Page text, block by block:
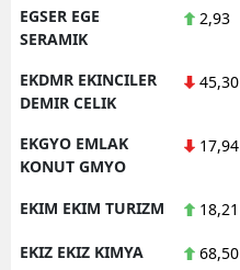
EGSER EGE
SERAMIK
2,93
EKDMR EKINCILER
DEMIR CELIK
45,30
EKGYO EMLAK
KONUT GMYO
17,94
EKIM EKIM TURIZM 18,21
EKIZ EKIZ KIMYA 68,50